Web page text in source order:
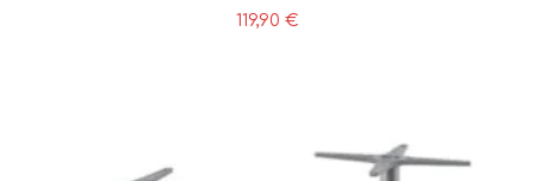
119,90 €